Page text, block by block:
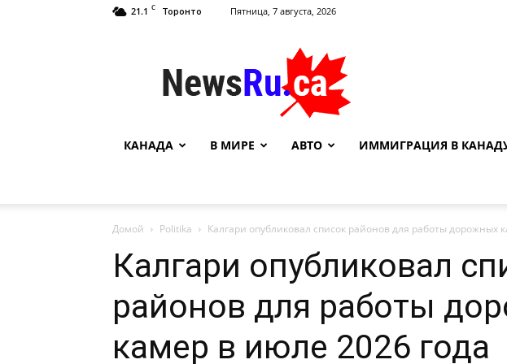
21.1 C Торонто Пятница, 7 августа, 2026
NewsRu.Ca
КАНАДА В МИРЕ АВТО ИММИГРАЦИЯ В
Домой Politika Калгари опубликовал список районов для работы дорожных
Калгари опубликовал
районов для работы
камер в июле 2026 года